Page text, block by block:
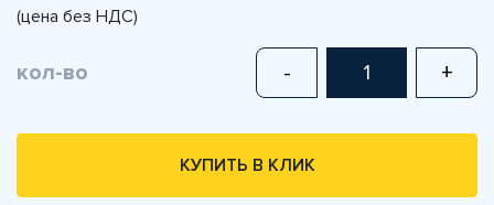
(цена без НДС)
кол-во - +
КУПИТЬ В КЛИК